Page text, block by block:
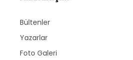
Bültenler
Yazarlar
Foto Galeri